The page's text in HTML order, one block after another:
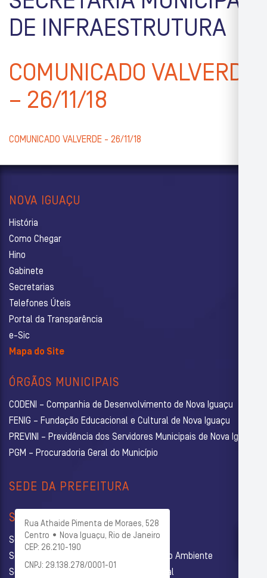
DE INFRAESTRUTURA
COMUNICADO VALVERDE
– 26/11/18
COMUNICADO VALVERDE - 26/11/18
NOVA IGUAÇU
História
Como Chegar
Hino
Gabinete
Secretarias
Telefones Úteis
Portal da Transparência
e-Sic
Mapa do Site
ÓRGÃOS MUNICIPAIS
CODENI – Companhia de Desenvolvimento de Nova Iguaçu
FENIG – Fundação Educacional e Cultural de Nova Iguaçu
PREVINI – Previdência dos Servidores Municipais de Nova Iguaçu
PGM – Procuradoria Geral do Município
SEDE DA PREFEITURA
Rua Athaide Pimenta de Moraes, 528
Centro • Nova Iguaçu, Rio de Janeiro
CEP: 26.210-190
CNPJ: 29.138.278/0001-01
SECRETARIAS
Secretaria Municipal de Administração
Secretaria Municipal de Agricultura e Meio Ambiente
Secretaria Municipal de Assistência Social